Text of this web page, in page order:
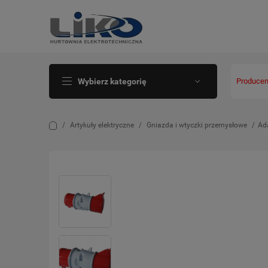
Wybierz kategorię
Artykuły elektryczne Gniazda i wtyczki przemysłowe